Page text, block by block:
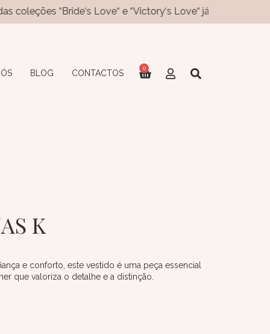
“Bride‘s Love“ e “Victory‘s Love“ já disponíveis no site!
BLOG CONTACTOS
0
K
e conforto, este vestido é uma peça essencial
que valoriza o detalhe e a distinção.